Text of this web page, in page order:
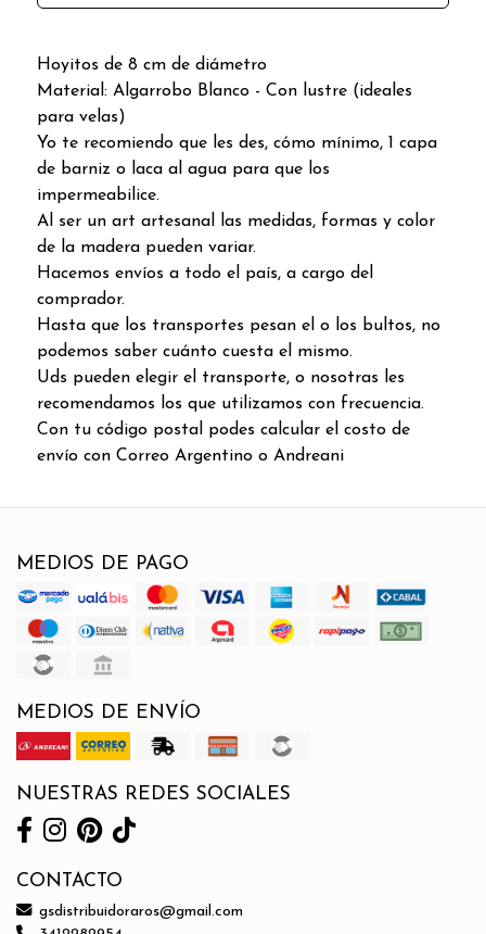
Hoyitos de 8 cm de diámetro
Material: Algarrobo Blanco - Con lustre (ideales
para velas)
Yo te recomiendo que les des, cómo mínimo, 1 capa
de barniz o laca al agua para que los
impermeabilice.
Al ser un art artesanal las medidas, formas y color
de la madera pueden variar.
Hacemos envíos a todo el país, a cargo del
comprador.
Hasta que los transportes pesan el o los bultos, no
podemos saber cuánto cuesta el mismo.
Uds pueden elegir el transporte, o nosotras les
recomendamos los que utilizamos con frecuencia.
Con tu código postal podes calcular el costo de
envío con Correo Argentino o Andreani
MEDIOS DE PAGO
MEDIOS DE ENVÍO
NUESTRAS REDES SOCIALES
CONTACTO
gsdistribuidoraros@gmail.com